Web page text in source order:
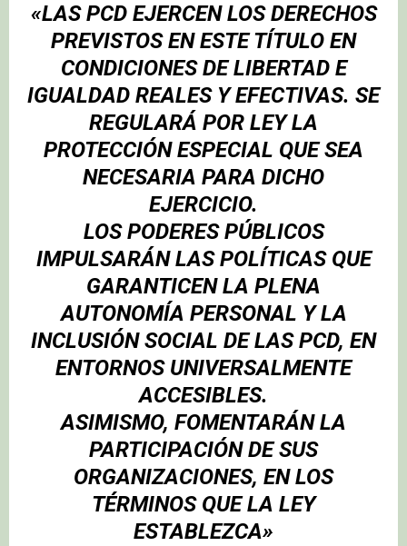
«LAS PCD EJERCEN LOS DERECHOS
PREVISTOS EN ESTE TÍTULO EN
CONDICIONES DE LIBERTAD E
IGUALDAD REALES Y EFECTIVAS. SE
REGULARÁ POR LEY LA
PROTECCIÓN ESPECIAL QUE SEA
NECESARIA PARA DICHO
EJERCICIO.
LOS PODERES PÚBLICOS
IMPULSARÁN LAS POLÍTICAS QUE
GARANTICEN LA PLENA
AUTONOMÍA PERSONAL Y LA
INCLUSIÓN SOCIAL DE LAS PCD, EN
ENTORNOS UNIVERSALMENTE
ACCESIBLES.
ASIMISMO, FOMENTARÁN LA
PARTICIPACIÓN DE SUS
ORGANIZACIONES, EN LOS
TÉRMINOS QUE LA LEY
ESTABLEZCA»